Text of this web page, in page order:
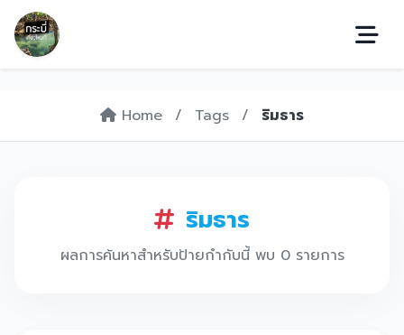
Home / Tags / ริมธาร
ริมธาร
ผลการค้นหาสำหรับป้ายกำกับนี้ พบ 0 รายการ